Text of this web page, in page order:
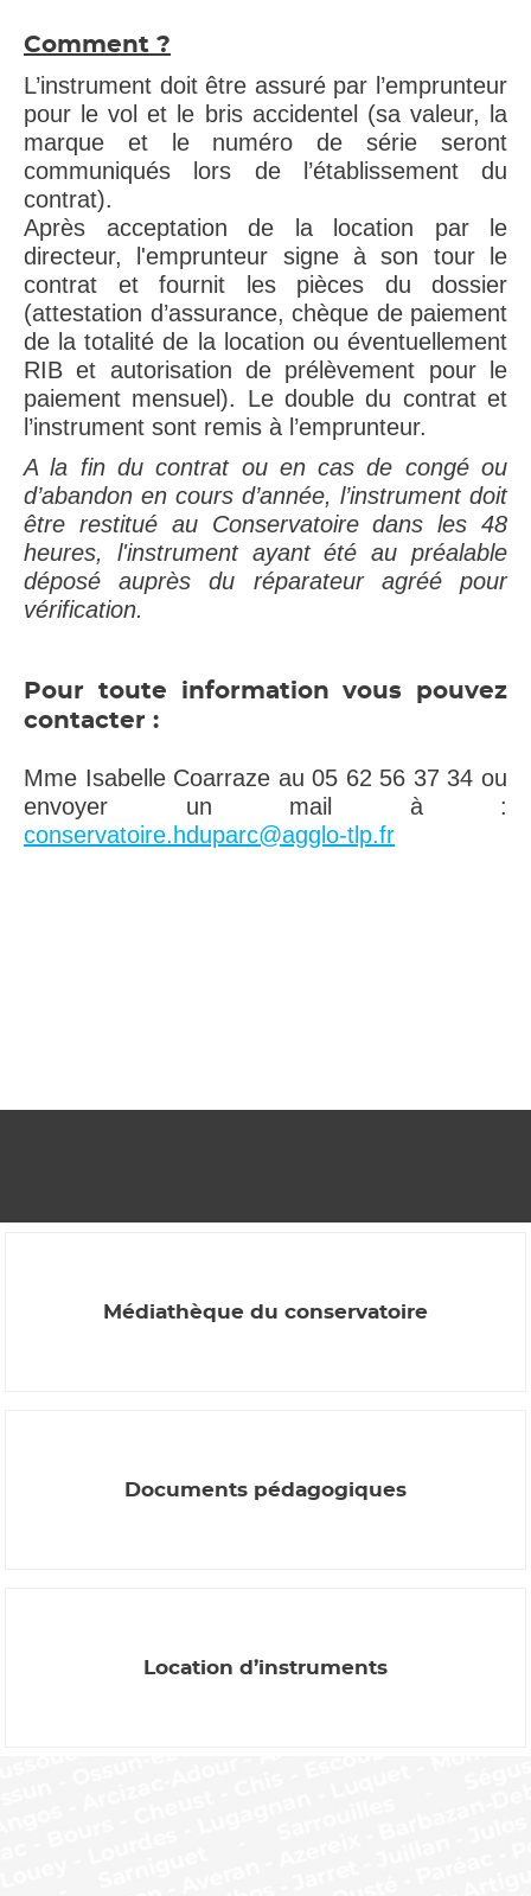
Comment ?
L’instrument doit être assuré par l’emprunteur
pour le vol et le bris accidentel (sa valeur, la
marque et le numéro de série seront
communiqués lors de l’établissement du
contrat).
Après acceptation de la location par le
directeur, l'emprunteur signe à son tour le
contrat et fournit les pièces du dossier
(attestation d’assurance, chèque de paiement
de la totalité de la location ou éventuellement
RIB et autorisation de prélèvement pour le
paiement mensuel). Le double du contrat et
l’instrument sont remis à l’emprunteur.
A la fin du contrat ou en cas de congé ou
d’abandon en cours d’année, l’instrument doit
être restitué au Conservatoire dans les 48
heures, l'instrument ayant été au préalable
déposé auprès du réparateur agréé pour
vérification.
Pour toute information vous pouvez
contacter :
Mme Isabelle Coarraze au 05 62 56 37 34 ou
envoyer un mail à :
conservatoire.hduparc@agglo-tlp.fr
Médiathèque du conservatoire
Documents pédagogiques
Location d’instruments